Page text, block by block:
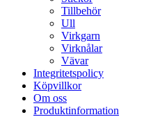
Tillbehör
Ull
Virkgarn
Virknålar
Vävar
Integritetspolicy
Köpvillkor
Om oss
Produktinformation